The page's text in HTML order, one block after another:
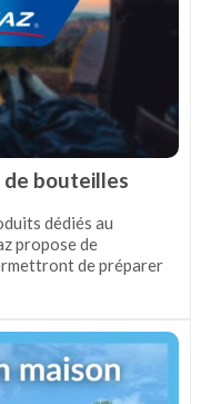
de bouteilles
dédiés au
propose de
de préparer